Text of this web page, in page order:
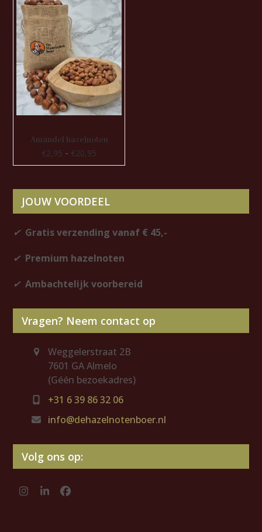
Amandel hazelnoten
€2,95 - €20,95
€2,95
€20,95
JOUW VOORDEEL
✔ Gratis verzending vanaf € 45,-
✔ Premium hazelnoten
✔Ambachtelijk voorbereid
Vragen? Neem contact op
Weggelerstraat 2B
7601 GA Almelo
(Géén bezoekadres)
+31 6 39 86 32 06
info@dehazelnotenboer.nl
Volg ons op:
Instagram
LinkedInFacebook